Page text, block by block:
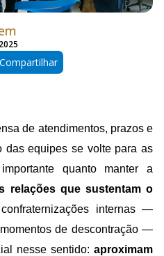
Compartilhar
de atendimentos, prazos e
das equipes se volte para as
quanto manter a
relações que sustentam o
internas —
de descontração —
nesse sentido: aproximam